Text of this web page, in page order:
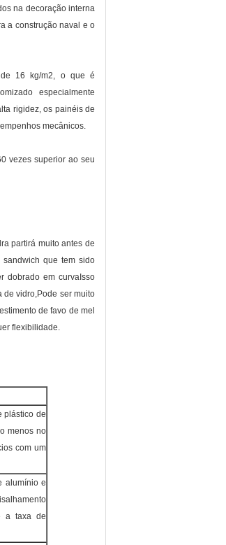
na decoração interna
a construção naval e o
16 kg/m2, o que é
especialmente
rigidez, os painéis de
mecânicos.
vezes superior ao seu
partirá muito antes de
sandwich que tem sido
dobrado em curvaIsso
vidro,Pode ser muito
de favo de mel
flexibilidade.
plástico de
menos no
com um
alumínio e
a taxa de